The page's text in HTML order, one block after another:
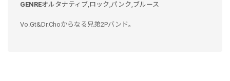
GENREオルタナティブ,ロック,パンク,ブルース
Vo.Gt&Dr.Choからなる兄弟2Pバンド。